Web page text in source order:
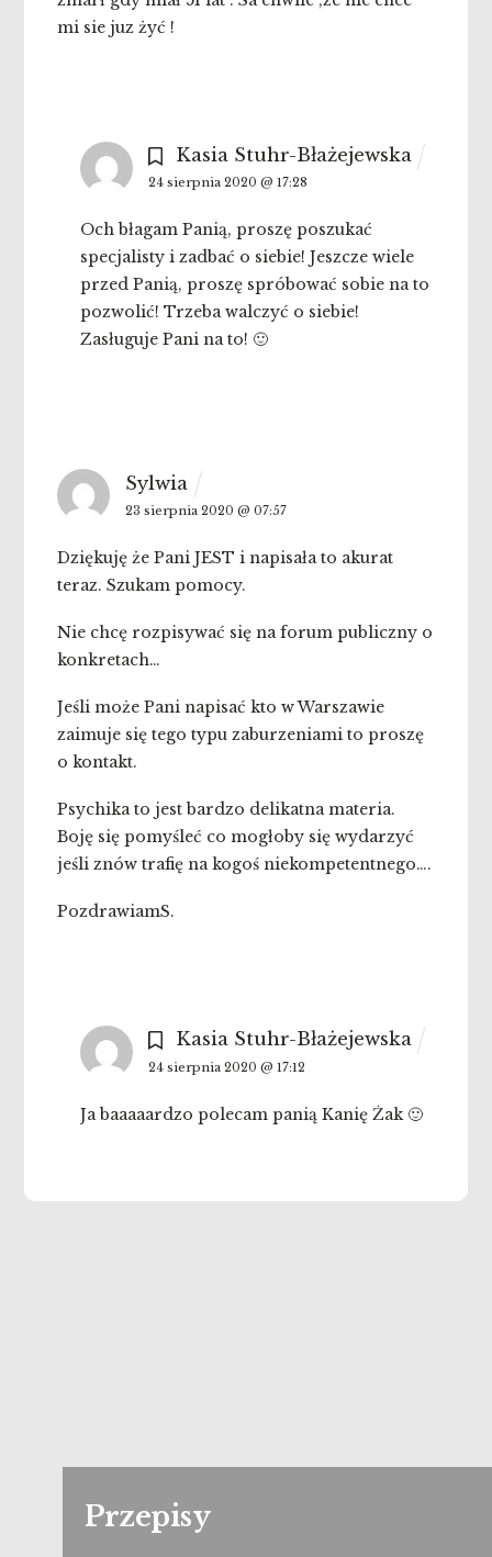
mi sie juz żyć !
Kasia Stuhr-Błażejewska
24 sierpnia 2020 @ 17:28
Och błagam Panią, proszę poszukać
specjalisty i zadbać o siebie! Jeszcze wiele
przed Panią, proszę spróbować sobie na to
pozwolić! Trzeba walczyć o siebie!
Zasługuje Pani na to! 🙂
Sylwia
23 sierpnia 2020 @ 07:57
Dziękuję że Pani JEST i napisała to akurat
teraz. Szukam pomocy.
Nie chcę rozpisywać się na forum publiczny o
konkretach…
Jeśli może Pani napisać kto w Warszawie
zaimuje się tego typu zaburzeniami to proszę
o kontakt.
Psychika to jest bardzo delikatna materia.
Boję się pomyśleć co mogłoby się wydarzyć
jeśli znów trafię na kogoś niekompetentnego….
PozdrawiamS.
Kasia Stuhr-Błażejewska
24 sierpnia 2020 @ 17:12
Ja baaaaardzo polecam panią Kanię Żak 🙂
Przepisy